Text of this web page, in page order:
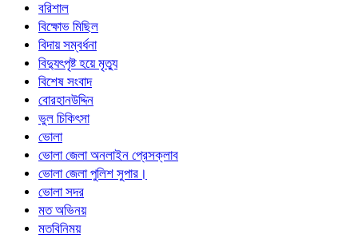
বরিশাল
বিক্ষোভ মিছিল
বিদায় সম্বর্ধনা
বিদ্যুৎপৃষ্ট হয়ে মৃত্যু
বিশেষ সংবাদ
বোরহানউদ্দিন
ভুল চিকিৎসা
ভোলা
ভোলা জেলা অনলাইন প্রেসক্লাব
ভোলা জেলা পুলিশ সুপার।
ভোলা সদর
মত অভিনয়
মতবিনিময়